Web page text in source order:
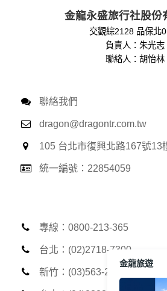
其他除了上述，會保留您在上網瀏覽或
生的相關記錄，包括您使用連線設備的
用的瀏覽器、瀏覽及點選資料紀錄等。
的瀏覽器予以標示，歸納使用者瀏覽器
網頁，除非您願意告知您的個人資料，
提供的個人資訊，這些廣告廠商、或連
公司不負任何連帶責任。
或電子郵件給您。本公司除了在該資料
收這些資料或電子郵件的方法及說明。
在以下情況下， 本公司會向其他人士或
資料：
1.遵守法令或政府機關的要求；或我們
違反本公司旗下網站的會員條款或產品
南。
2.為了保護使用者個人隱私，我們無法
金龍永盛旅行社股份
交觀綜2128 品保北
負責人：朱光志
聯絡人：胡怡林
聯絡我們
dragon@dragontr.com.tw
105 台北市復興北路167號13
統一編號：22854059
專線：0800-213-365
台北：(02)2718-7300
新竹：(03)563-2013
金龍旅遊